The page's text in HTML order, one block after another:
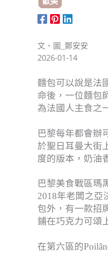
文、圖_鄭安安
2026-01-14
麵包可以說是法
命後，一位麵包
為法國人主食之
巴黎每年都會辦
於聖日耳曼大街
度的版本，奶油
巴黎美食戰區瑪
2018年老闆之亞
包外，有一款招
鋪在巧克力可頌
在第六區的